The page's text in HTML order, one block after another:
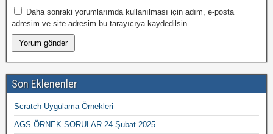
Daha sonraki yorumlarımda kullanılması için adım, e-posta
adresim ve site adresim bu tarayıcıya kaydedilsin.
Son Eklenenler
Scratch Uygulama Örnekleri
AGS ÖRNEK SORULAR 24 Şubat 2025